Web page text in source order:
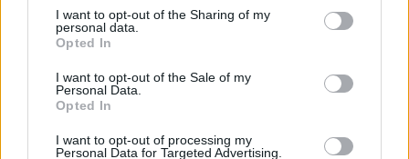
I want to opt-out of the Sharing of my
personal data.
Opted In
I want to opt-out of the Sale of my
Personal Data.
Opted In
I want to opt-out of processing my
Personal Data for Targeted Advertising.
Pateikė daugiau detalių apie iš tėvų paimtus šešis
vaikus: jiems kilusi grėsmė
vaiko gyvybių išgelbėti nepavyko